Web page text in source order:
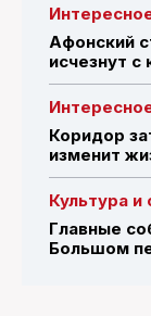
Афонский
исчезнут с
Коридор
изменит
Культура и
Главные
Большом